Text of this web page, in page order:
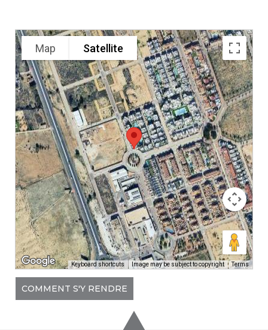
Map Satellite
Keyboard shortcuts Image may be subject to copyright Terms
COMMENT S'Y RENDRE